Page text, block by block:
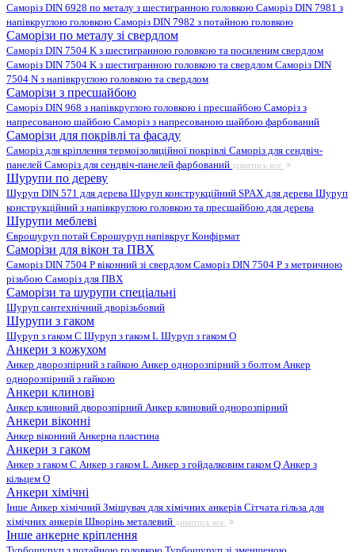
Саморіз DIN 6928 по металу з шестигранною головкою Саморіз DIN 7981 з
напівкруглою головкою Саморіз DIN 7982 з потайною головкою
Саморізи по металу зі свердлом
Саморіз DIN 7504 K з шестигранною головкою та посиленим свердлом
Саморіз DIN 7504 K з шестигранною головкою та свердлом Саморіз DIN
7504 N з напівкруглою головкою та свердлом
Саморізи з пресшайбою
Саморіз DIN 968 з напівкруглою головкою і пресшайбою Саморіз з
напресованою шайбою Саморіз з напресованою шайбою фарбований
Саморізи для покрівлі та фасаду
Саморіз для кріплення термоізоляційної покрівлі Саморіз для сендвіч-
панелей Саморіз для сендвіч-панелей фарбований дивитись все
Шурупи по дереву
Шуруп DIN 571 для дерева Шуруп конструкційний SPAX для дерева Шуруп
конструкційний з напівкруглою головкою та пресшайбою для дерева
Шурупи меблеві
Єврошуруп потай Єврошуруп напівкруг Конфірмат
Саморізи для вікон та ПВХ
Саморіз DIN 7504 P віконний зі свердлом Саморіз DIN 7504 P з метричною
різьбою Саморіз для ПВХ
Саморізи та шурупи спеціальні
Шуруп сантехнічний дворізьбовий
Шурупи з гаком
Шуруп з гаком C Шуруп з гаком L Шуруп з гаком O
Анкери з кожухом
Анкер дворозпірний з гайкою Анкер однорозпірний з болтом Анкер
однорозпірний з гайкою
Анкери клинові
Анкер клиновий дворозпірний Анкер клиновий однорозпірний
Анкери віконні
Анкер віконний Анкерна пластина
Анкери з гаком
Анкер з гаком C Анкер з гаком L Анкер з гойдалковим гаком Q Анкер з
кільцем O
Анкери хімічні
Інше Анкер хімічний Змішувач для хімічних анкерів Сітчата гільза для
хімічних анкерів Шворінь металевий дивитись все
Інше анкерне кріплення